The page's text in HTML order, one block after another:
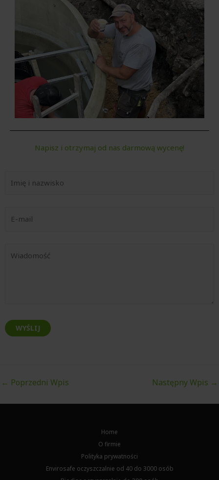
Napisz i otrzymaj od nas darmową wycenę!
← Poprzedni Wpis Następny Wpis →
Home
O firmie
Polityka prywatności
Envirosafe oczyszczalnie od 40 do 3000 osób